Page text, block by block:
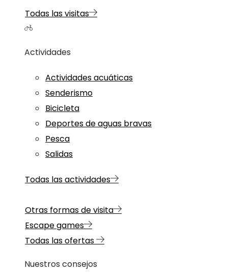
Todas las visitas
Actividades
Actividades acuáticas
Senderismo
Bicicleta
Deportes de aguas bravas
Pesca
Salidas
Todas las actividades
Otras formas de visita
Escape games
Todas las ofertas
Nuestros consejos